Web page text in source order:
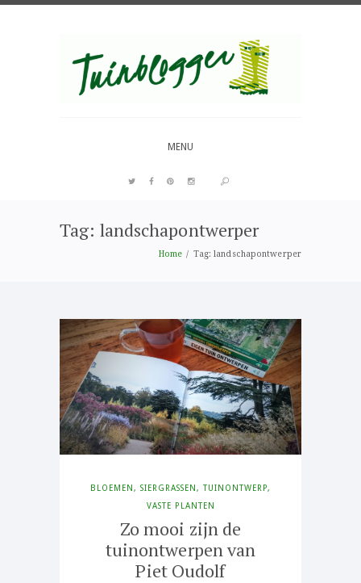
MENU
Tag: landschapontwerper
Home Tag: landschapontwerper
BLOEMEN , SIERGRASSEN , TUINONTWERP,
VASTE PLANTEN
Zo mooi zijn de
tuinontwerpen van
Piet Oudolf